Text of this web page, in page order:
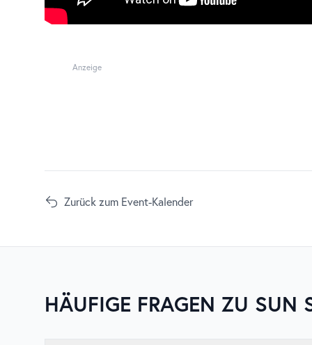
Anzeige
Zurück zum Event-Kalender
HÄUFIGE FRAGEN ZU SUN